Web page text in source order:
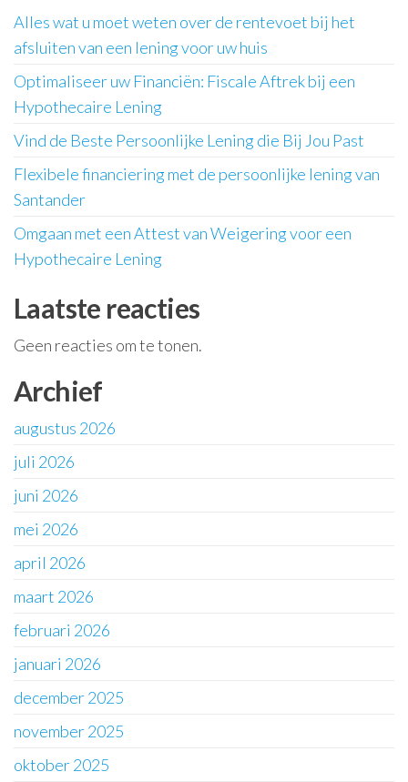
Alles wat u moet weten over de rentevoet bij het
afsluiten van een lening voor uw huis
Optimaliseer uw Financiën: Fiscale Aftrek bij een
Hypothecaire Lening
Vind de Beste Persoonlijke Lening die Bij Jou Past
Flexibele financiering met de persoonlijke lening van
Santander
Omgaan met een Attest van Weigering voor een
Hypothecaire Lening
Laatste reacties
Geen reacties om te tonen.
Archief
augustus 2026
juli 2026
juni 2026
mei 2026
april 2026
maart 2026
februari 2026
januari 2026
december 2025
november 2025
oktober 2025